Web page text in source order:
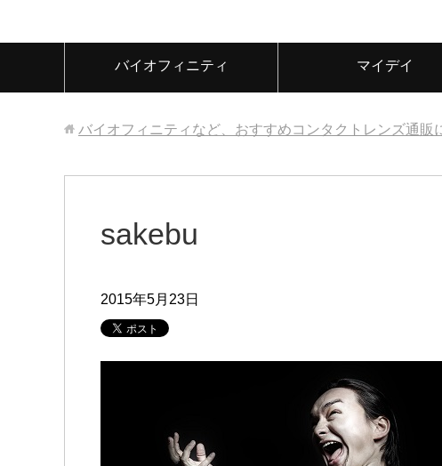
バイオフィニティ マイデイ
バイオフィニティなど、おすすめコンタクトレンズ通販
sakebu
2015年5月23日